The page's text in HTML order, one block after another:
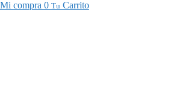
Mi compra 0 Tu Carrito